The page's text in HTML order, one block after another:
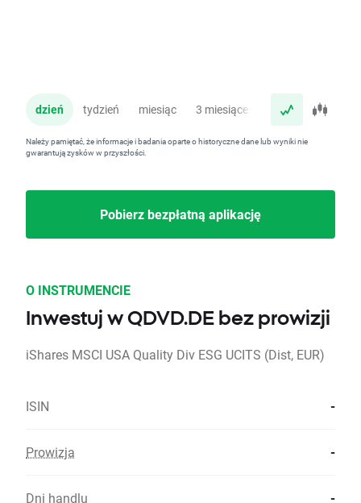
dzień tydzień miesiąc 3 miesiące rok
Należy pamiętać, że informacje i badania oparte o historyczne dane lub wyniki nie
gwarantują zysków w przyszłości.
Pobierz bezpłatną aplikację
O INSTRUMENCIE
Inwestuj w QDVD.DE bez prowizji
iShares MSCI USA Quality Div ESG UCITS (Dist, EUR)
ISIN -
Prowizja -
Dni handlu -